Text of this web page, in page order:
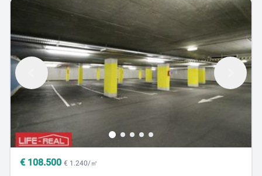
€ 108.500 € 1.240/㎡